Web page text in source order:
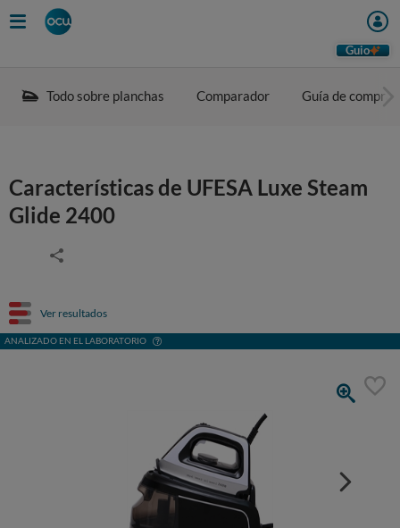
Guio
Todo sobre planchas Comparador Guía de compra
Características de UFESA Luxe Steam
Glide 2400
Ver resultados
ANALIZADO EN EL LABORATORIO